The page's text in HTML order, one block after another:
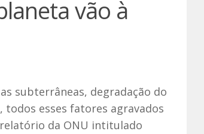
vão à
subterrâneas, degradação do
esses fatores agravados
da ONU intitulado